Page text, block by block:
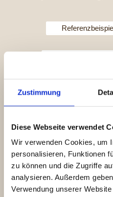
Zustimmung
Diese Webseite verwendet
Wir verwenden Cookies, um
personalisieren, Funktionen
zu können und die Zugriffe
analysieren. Außerdem
Verwendung unserer
Gestaltung
Besonders die
Bereich, erfordert eine